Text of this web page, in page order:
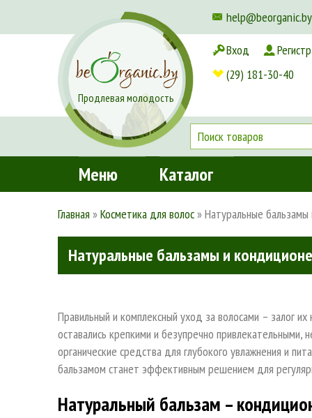
help@beorganic.by
Доставка и оплата
Продлевая молодость
Вход
(29) 181-30-40
Меню Каталог
Главная »Косметика для волос»Натуральные
Натуральные бальзамы и
Правильный и комплексный уход за волосами – залог
оставались крепкими и безупречно
органические средства для глубокого увлажнения и
бальзамом станет эффективным решением для
Натуральный бальзам –